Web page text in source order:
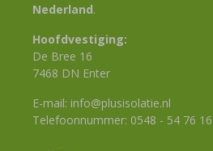
Nederland.
Hoofdvestiging:
De Bree 16
7468 DN Enter
E-mail: info@plusisolatie.nl
Telefoonnummer: 0548 - 54 76 16